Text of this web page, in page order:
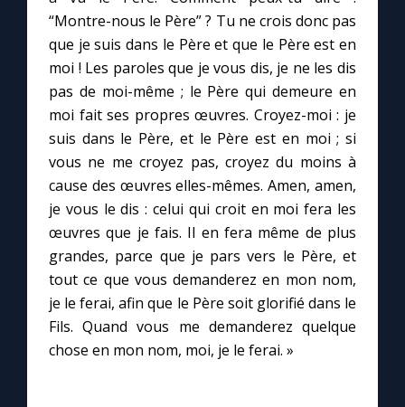
Marie qui défait les nœuds
Me consacrer à Jésus par Marie
Une Minute avec Marie
Une neuvaine
À la une
1000 Raisons de Croire
“Montre-nous le Père” ? Tu ne crois donc pas
que je suis dans le Père et que le Père est en
moi ! Les paroles que je vous dis, je ne les dis
pas de moi-même ; le Père qui demeure en
moi fait ses propres œuvres. Croyez-moi : je
suis dans le Père, et le Père est en moi ; si
vous ne me croyez pas, croyez du moins à
cause des œuvres elles-mêmes. Amen, amen,
je vous le dis : celui qui croit en moi fera les
œuvres que je fais. Il en fera même de plus
grandes, parce que je pars vers le Père, et
tout ce que vous demanderez en mon nom,
je le ferai, afin que le Père soit glorifié dans le
Fils. Quand vous me demanderez quelque
chose en mon nom, moi, je le ferai. »